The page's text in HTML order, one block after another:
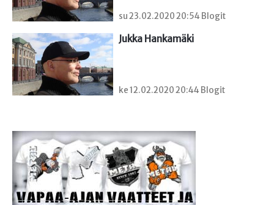
su 23.02.2020 20:54 Blogit
Jukka Hankamäki
ke 12.02.2020 20:44 Blogit